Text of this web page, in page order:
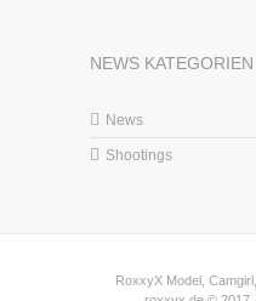
NEWS KATEGORIEN
News
Shootings
RoxxyX Model,